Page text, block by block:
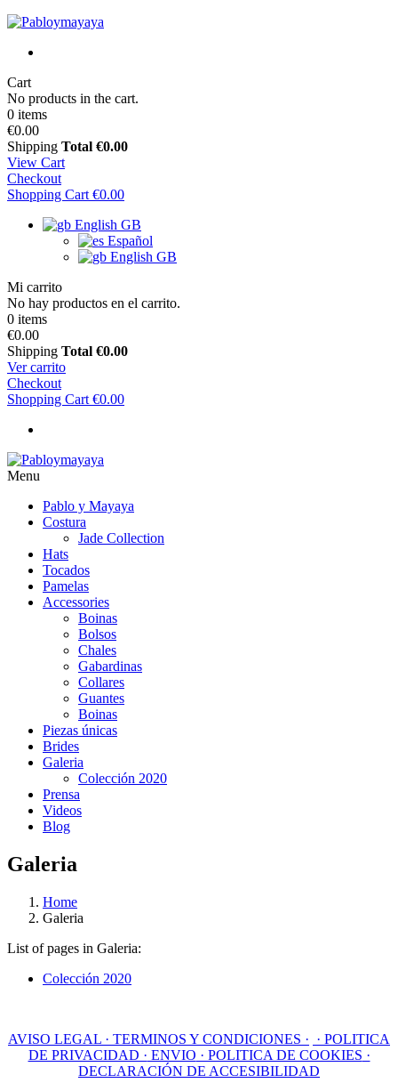
Cart
No products in the cart.
0 items
€0.00
Shipping Total €0.00
View Cart
Checkout
Shopping Cart €0.00
English GB
Español
English GB
Mi carrito
No hay productos en el carrito.
0 items
€0.00
Shipping Total €0.00
Ver carrito
Checkout
Shopping Cart €0.00
Menu
Pablo y Mayaya
Costura
Jade Collection
Hats
Tocados
Pamelas
Accessories
Boinas
Bolsos
Chales
Gabardinas
Collares
Guantes
Boinas
Piezas únicas
Brides
Galeria
Colección 2020
Prensa
Videos
Blog
Galeria
Home
Galeria
List of pages in Galeria:
Colección 2020
AVISO LEGAL · TERMINOS Y CONDICIONES · · POLITICA
DE PRIVACIDAD · ENVIO · POLITICA DE COOKIES ·
DECLARACIÓN DE ACCESIBILIDAD